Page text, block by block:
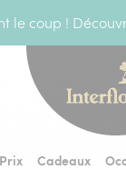
le coup !
Cadeaux